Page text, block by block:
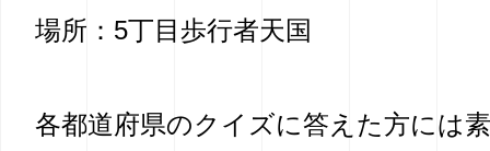
場所：5丁目歩行者天国
各都道府県のクイズに答えた方には